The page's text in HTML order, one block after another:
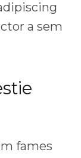
a sem
fames